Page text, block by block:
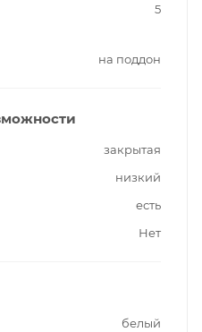
5
на поддон
закрытая
низкий
есть
Нет
белый